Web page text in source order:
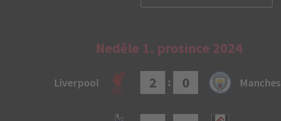
Neděle 1. prosince 2024
Liverpool 2 : 0